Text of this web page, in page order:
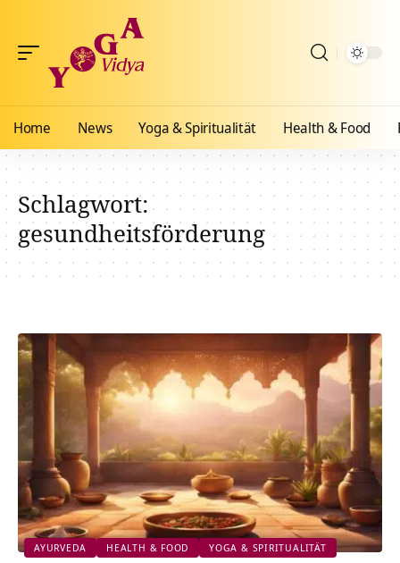
Home News Yoga & Spiritualität Health & Food
Schlagwort:
gesundheitsförderung
AYURVEDA HEALTH & FOOD YOGA & SPIRITUALITÄT